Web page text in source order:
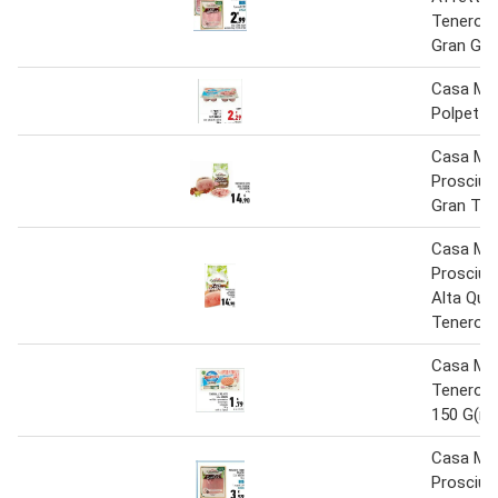
Gran
Casa
Polpette
Casa
Gran
Casa
Alta
Casa
150
Casa